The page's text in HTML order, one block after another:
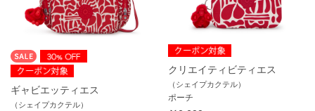
ギャビエッティエス
（シェイプカクテル）
クリエイティビティエス
（シェイプカクテル）
ポーチ